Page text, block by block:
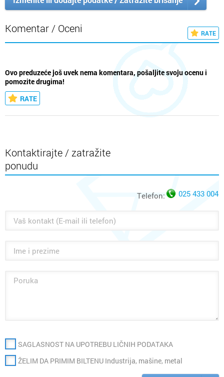
Komentar / Oceni RATE
Ovo preduzeće još uvek nema komentara, pošaljite svoju ocenu i
pomozite drugima!
RATE
Kontaktirajte / zatražite
ponudu
Telefon: 025 433 004
SAGLASNOST NA UPOTREBU LIČNIH PODATAKA
ŽELIM DA PRIMIM BILTENU Industrija, mašine, metal